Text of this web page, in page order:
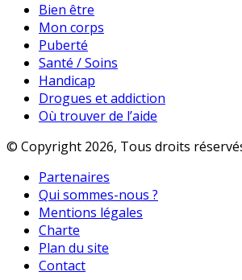
Bien être
Mon corps
Puberté
Santé / Soins
Handicap
Drogues et addiction
Où trouver de l’aide
© Copyright 2026, Tous droits
Partenaires
Qui sommes-nous ?
Mentions légales
Charte
Plan du site
Contact